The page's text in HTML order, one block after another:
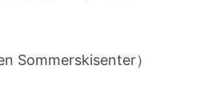
Sommerskisenter）